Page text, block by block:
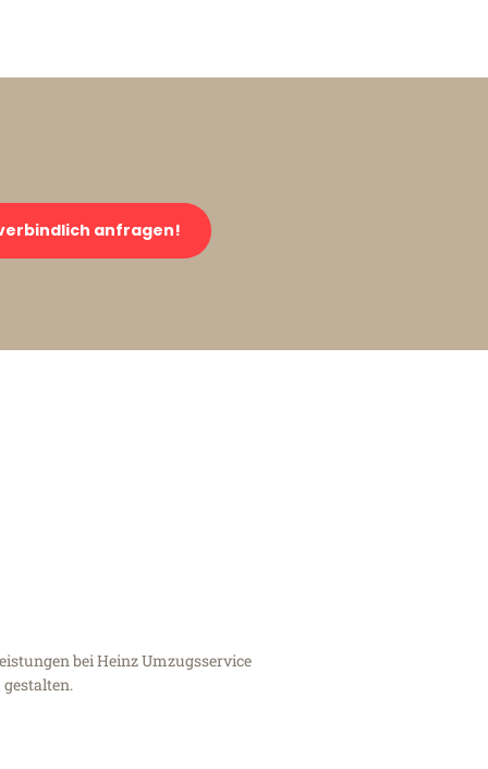
anfragen!
bei Heinz Umzugsservice